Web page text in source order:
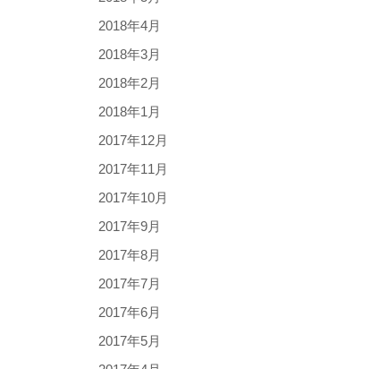
2018年4月
2018年3月
2018年2月
2018年1月
2017年12月
2017年11月
2017年10月
2017年9月
2017年8月
2017年7月
2017年6月
2017年5月